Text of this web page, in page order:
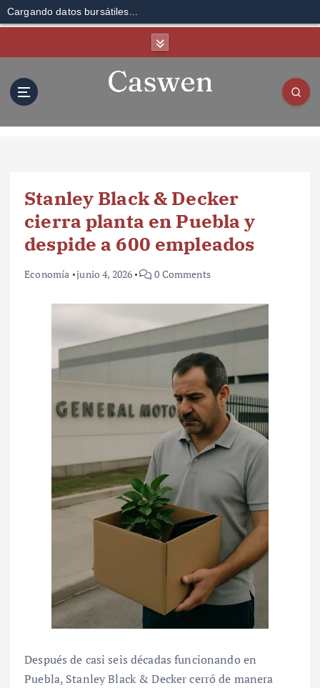
Cargando datos bursátiles...
Stanley Black & Decker
cierra planta en Puebla y
despide a 600 empleados
Economía junio 4, 2026 0 Comments
Después de casi seis décadas funcionando en
Puebla, Stanley Black & Decker cerró de manera